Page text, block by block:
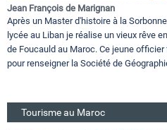
Jean François de Marignan
Après un Master d'histoire à la
lycée au Liban je réalise un vieux rêve
de Foucauld au Maroc. Ce jeune
pour renseigner la Société de
Tourisme au Maroc